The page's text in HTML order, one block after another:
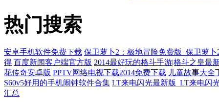
热门搜索
安卓手机软件免费下载 保卫萝卜2：极地冒险免费版_保卫萝
得 百度新闻客户端官方版 2014最好玩的格斗手游|格斗之皇最
花传奇安卓版 PPTV网络电视下载2014免费下载 儿童故事大全
S60v5好用的手机闹钟软件合集 LT来电闪光最新版_LT来电闪
汇总